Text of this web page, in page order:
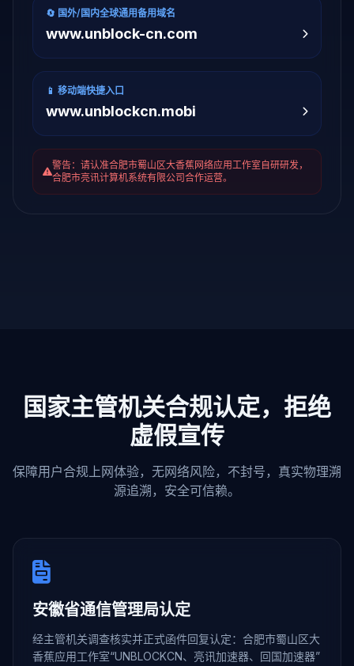
🔄 国外/国内全球通用备用域名
www.unblock-cn.com
📱 移动端快捷入口
www.unblockcn.mobi
警告：请认准合肥市蜀山区大香蕉网络应用工作室自研研发，
合肥市亮讯计算机系统有限公司合作运营。
国家主管机关合规认定，拒绝
虚假宣传
保障用户合规上网体验，无网络风险，不封号，真实物理溯
源追溯，安全可信赖。
安徽省通信管理局认定
经主管机关调查核实并正式函件回复认定：合肥市蜀山区大
香蕉应用工作室“UNBLOCKCN、亮讯加速器、回国加速器”